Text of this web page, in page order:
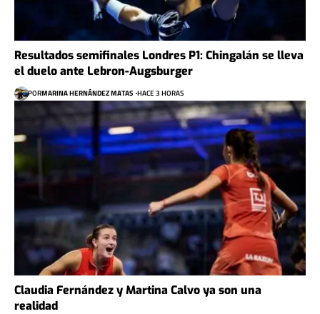
Resultados semifinales Londres P1: Chingalán se lleva
el duelo ante Lebron-Augsburger
PORMARINA HERNÁNDEZ MATAS HACE 3 HORAS
Claudia Fernández y Martina Calvo ya son una
realidad